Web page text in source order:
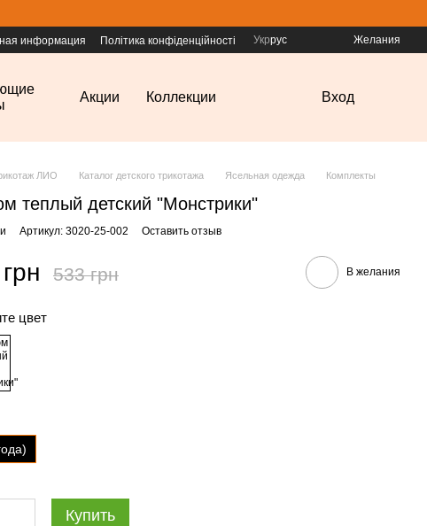
информация Політика конфіденційності Укррус Желания
Акции Коллекции Вход
ЛИО Каталог детского трикотажа Ясельная одежда Комплекты
теплый детский "Монстрики"
Артикул: 3020-25-002 Оставить отзыв
533 грн В желания
цвет
Купить